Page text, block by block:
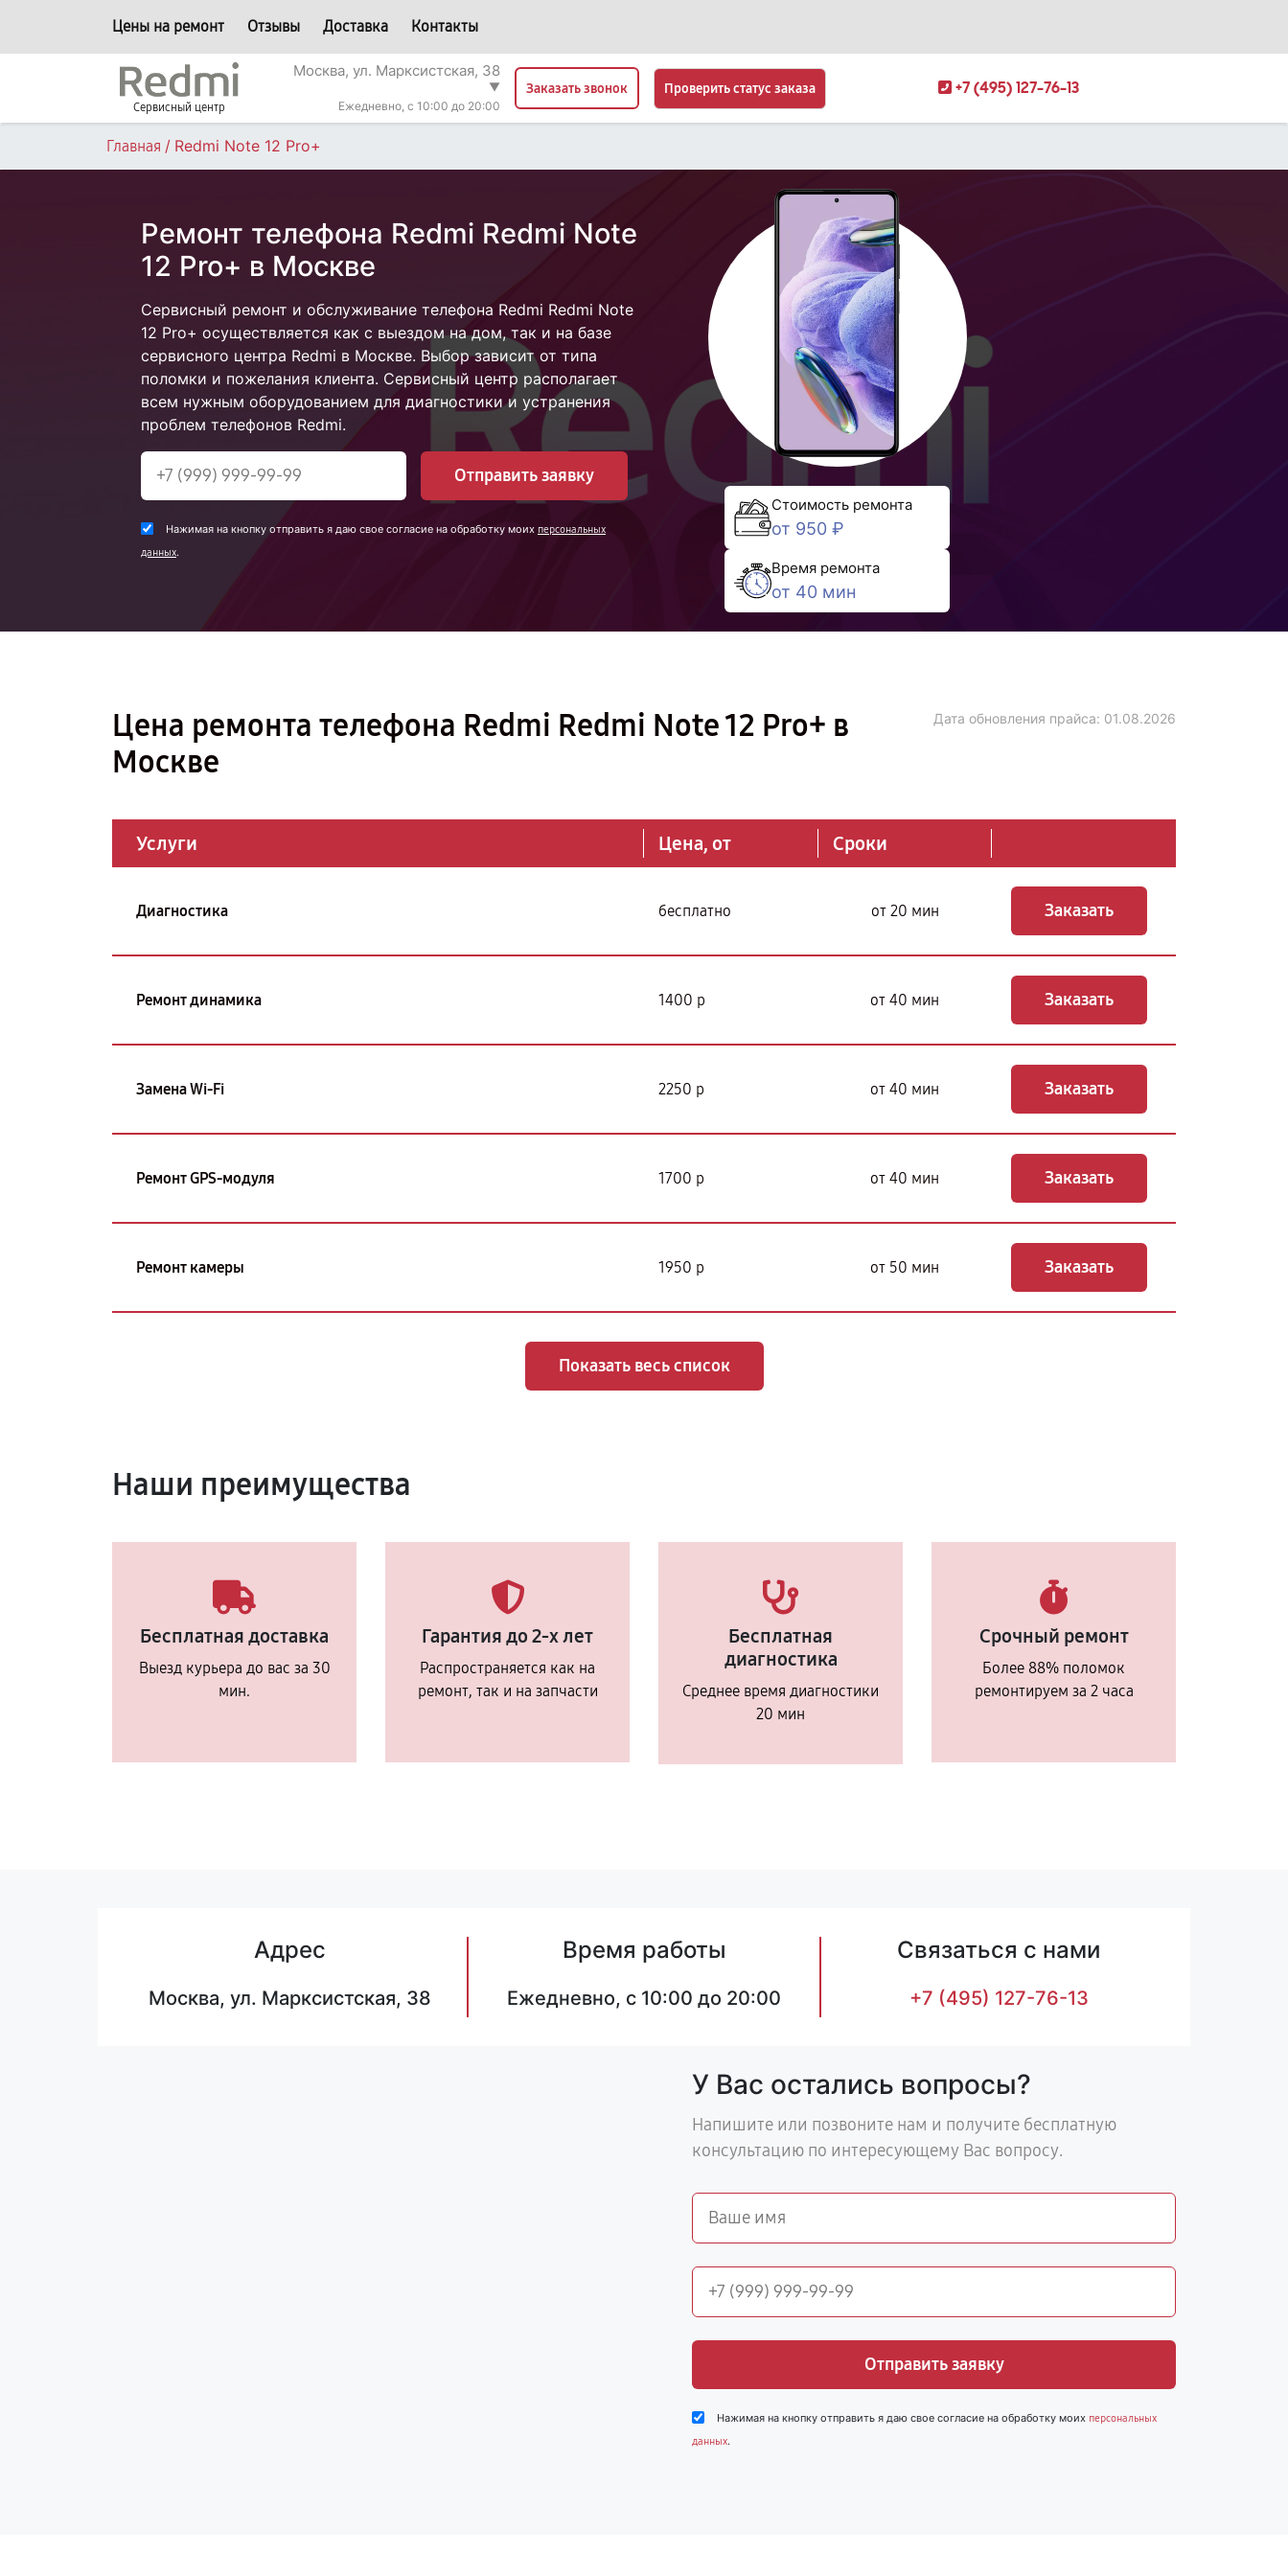
Цены на ремонт Отзывы Доставка Контакты
Сервисный центр
Москва, ул. Марксистская, 38
▼
Ежедневно, с 10:00 до 20:00
Заказать звонок Проверить статус заказа +7 (495) 127-76-13
Главная / Redmi Note 12 Pro+
Ремонт телефона Redmi Redmi Note
12 Pro+ в Москве
Сервисный ремонт и обслуживание телефона Redmi Redmi Note
12 Pro+ осуществляется как с выездом на дом, так и на базе
сервисного центра Redmi в Москве. Выбор зависит от типа
поломки и пожелания клиента. Сервисный центр располагает
всем нужным оборудованием для диагностики и устранения
проблем телефонов Redmi.
Отправить заявку
Нажимая на кнопку отправить я даю свое согласие на обработку моих персональных
данных.
Стоимость ремонта
от 950 ₽
Время ремонта
от 40 мин
Цена ремонта телефона Redmi Redmi Note 12 Pro+ в
Москве
Дата обновления прайса: 01.08.2026
Услуги Цена, от Сроки
Диагностика бесплатно от 20 мин Заказать
Ремонт динамика 1400 р от 40 мин Заказать
Замена Wi-Fi 2250 р от 40 мин Заказать
Ремонт GPS-модуля 1700 р от 40 мин Заказать
Ремонт камеры 1950 р от 50 мин Заказать
Показать весь список
Наши преимущества
Бесплатная доставка
Выезд курьера до вас за 30
мин.
Гарантия до 2-х лет
Распространяется как на
ремонт, так и на запчасти
Бесплатная
диагностика
Среднее время диагностики
20 мин
Срочный ремонт
Более 88% поломок
ремонтируем за 2 часа
Адрес
Москва, ул. Марксистская, 38
Время работы
Ежедневно, с 10:00 до 20:00
Связаться с нами
+7 (495) 127-76-13
У Вас остались вопросы?
Напишите или позвоните нам и получите бесплатную
консультацию по интересующему Вас вопросу.
Отправить заявку
Нажимая на кнопку отправить я даю свое согласие на обработку моих персональных
данных.